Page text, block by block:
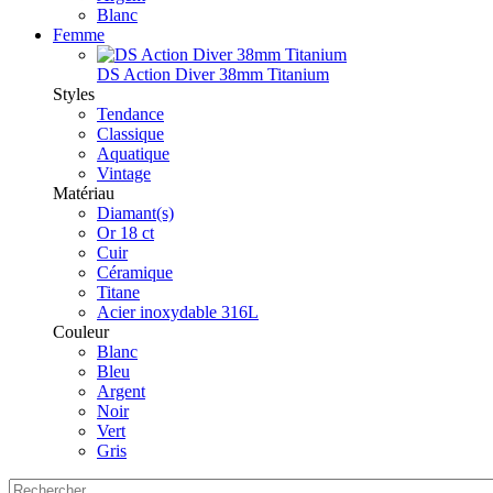
Blanc
Femme
DS Action Diver 38mm Titanium
Styles
Tendance
Classique
Aquatique
Vintage
Matériau
Diamant(s)
Or 18 ct
Cuir
Céramique
Titane
Acier inoxydable 316L
Couleur
Blanc
Bleu
Argent
Noir
Vert
Gris